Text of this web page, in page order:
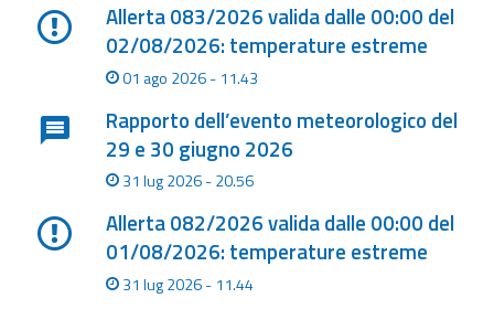
Domande
frequenti
Guida per gli
sviluppatori
Il progetto
Allerta
Meteo
Romagna
Allerta 083/2026 valida dalle 00:00 del
02/08/2026: temperature estreme
01 ago 2026 - 11.43
Rapporto dell’evento meteorologico del
29 e 30 giugno 2026
31 lug 2026 - 20.56
Allerta 082/2026 valida dalle 00:00 del
01/08/2026: temperature estreme
31 lug 2026 - 11.44